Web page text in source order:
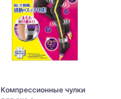
Компрессионные чулки